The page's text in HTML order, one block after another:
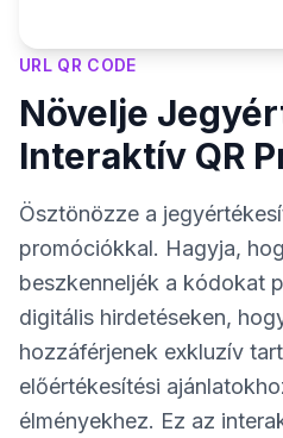
URL QR CODE
Növelje
Interaktív QR
Ösztönözze a
promóciókkal. Hagyja,
beszkenneljék a kódokat
digitális hirdetéseken,
hozzáférjenek exkluzív
előértékesítési
élményekhez. Ez az